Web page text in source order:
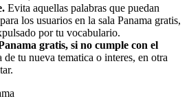
Evita aquellas palabras que puedan
los usuarios en la sala Panama gratis,
por tu vocabulario.
gratis, si no cumple con el
de tu nueva tematica o interes, en otra